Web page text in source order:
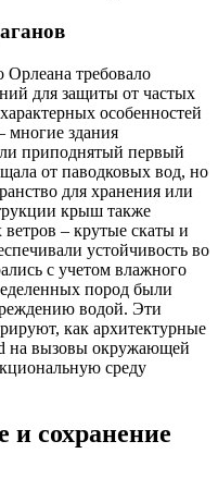
Орлеана требовало
для защиты от частых
особенностей
многие здания
приподнятый первый
от паводковых вод, но
для хранения или
крыш также
ветров – крутые скаты и
устойчивость во
с учетом влажного
пород были
водой. Эти
как архитектурные
на вызовы окружающей
среду
и сохранение